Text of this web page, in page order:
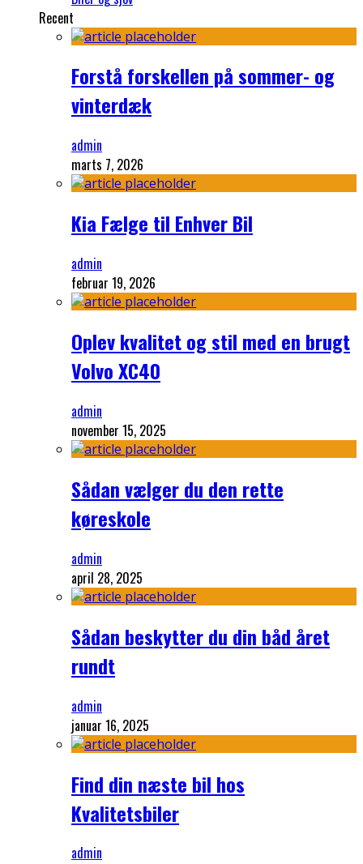
Recent
Forstå forskellen på sommer- og
vinterdæk
admin
marts 7, 2026
Kia Fælge til Enhver Bil
admin
februar 19, 2026
Oplev kvalitet og stil med en brugt
Volvo XC40
admin
november 15, 2025
Sådan vælger du den rette
køreskole
admin
april 28, 2025
Sådan beskytter du din båd året
rundt
admin
januar 16, 2025
Find din næste bil hos
Kvalitetsbiler
admin